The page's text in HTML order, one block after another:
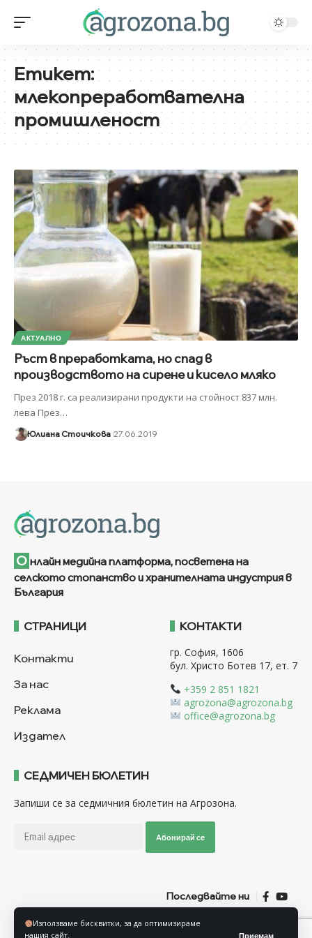
Използваме бисквитки, за да оптимизираме
нашия сайт.
Приемам
Етикет:
млекопреработвателна
промишленост
АКТУАЛНО
Ръст в преработката, но спад в
производството на сирене и кисело мляко
През 2018 г. са реализирани продукти на стойност 837 млн.
лева През…
Юлиана Стоичкова 27.06.2019
О нлайн медийна платформа, посветена на
селското стопанство и хранителната индустрия в
България
СТРАНИЦИ
Контакти
За нас
Реклама
Издател
КОНТАКТИ
гр. София, 1606
бул. Христо Ботев 17, ет. 7
+359 2 851 1821
agrozona@agrozona.bg
office@agrozona.bg
СЕДМИЧЕН БЮЛЕТИН
Запиши се за седмичния бюлетин на Агрозона.
Абонирай се
Последвайте ни
Общи условия Политика за използване на “Бисквитки”